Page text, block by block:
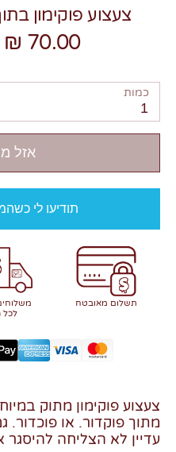
צעצוע פוקימון
70.00 ₪
כמות
1
אזל
תודיעו לי
תשלום מאובטח
לכל
צעצוע פוקימון מתוק
מתוך פוקדור. או
עדיין לא הצליחה